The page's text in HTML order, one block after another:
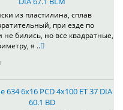
из пластилина, сплав
при езде по
бились, но все квадратные,
я ..
634 6x16 PCD 4x100 ET 37 DIA
60.1 BD